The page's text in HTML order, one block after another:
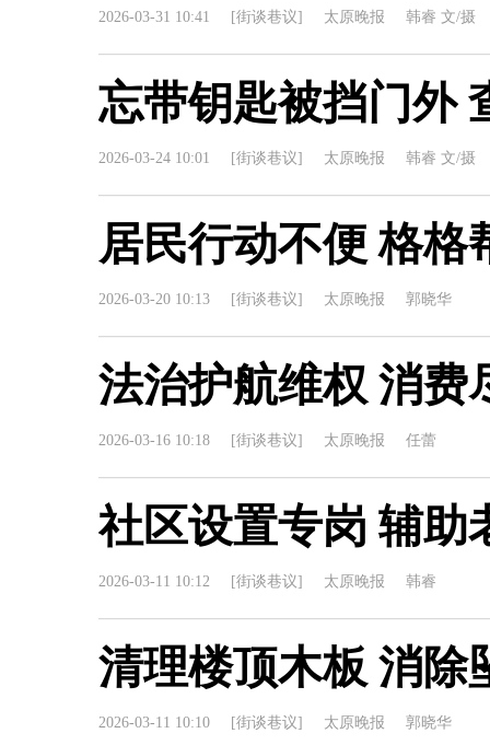
2026-03-31 10:41 [街谈巷议] 太原晚报 韩睿 文/摄
忘带钥匙被挡门外
2026-03-24 10:01 [街谈巷议] 太原晚报 韩睿 文/摄
居民行动不便 格格
2026-03-20 10:13 [街谈巷议] 太原晚报 郭晓华
法治护航维权 消费
2026-03-16 10:18 [街谈巷议] 太原晚报 任蕾
社区设置专岗 辅助
2026-03-11 10:12 [街谈巷议] 太原晚报 韩睿
清理楼顶木板 消除
2026-03-11 10:10 [街谈巷议] 太原晚报 郭晓华